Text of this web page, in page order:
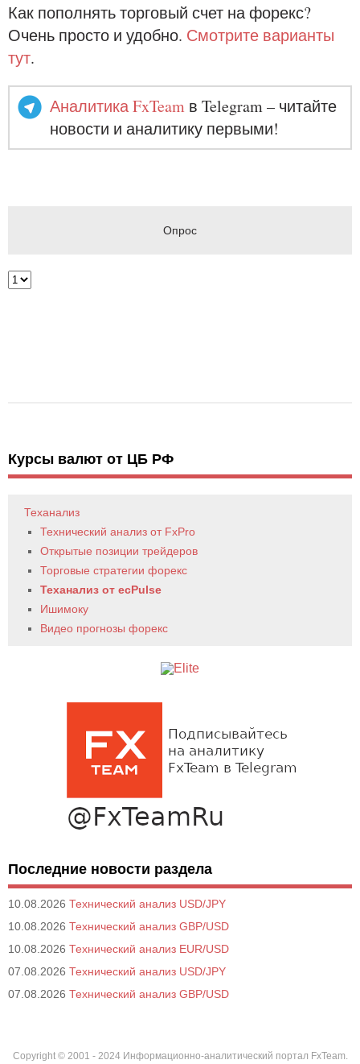
Как пополнять торговый счет на форекс?
Очень просто и удобно. Смотрите варианты
тут.
Аналитика FxTeam в Telegram – читайте
новости и аналитику первыми!
Опрос
Курсы валют от ЦБ РФ
Теханализ
Технический анализ от FxPro
Открытые позиции трейдеров
Торговые стратегии форекс
Теханализ от ecPulse
Ишимоку
Видео прогнозы форекс
Последние новости раздела
10.08.2026 Технический анализ USD/JPY
10.08.2026 Технический анализ GBP/USD
10.08.2026 Технический анализ EUR/USD
07.08.2026 Технический анализ USD/JPY
07.08.2026 Технический анализ GBP/USD
Copyright © 2001 - 2024 Информационно-аналитический портал FxTeam.